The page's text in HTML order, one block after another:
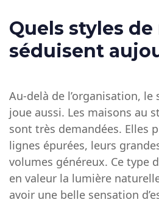
Quels styles
séduisent
Au-delà de l’organisation, le
joue aussi. Les maisons au
sont très demandées. Elles
lignes épurées, leurs
volumes généreux. Ce type
en valeur la lumière
avoir une belle sensation